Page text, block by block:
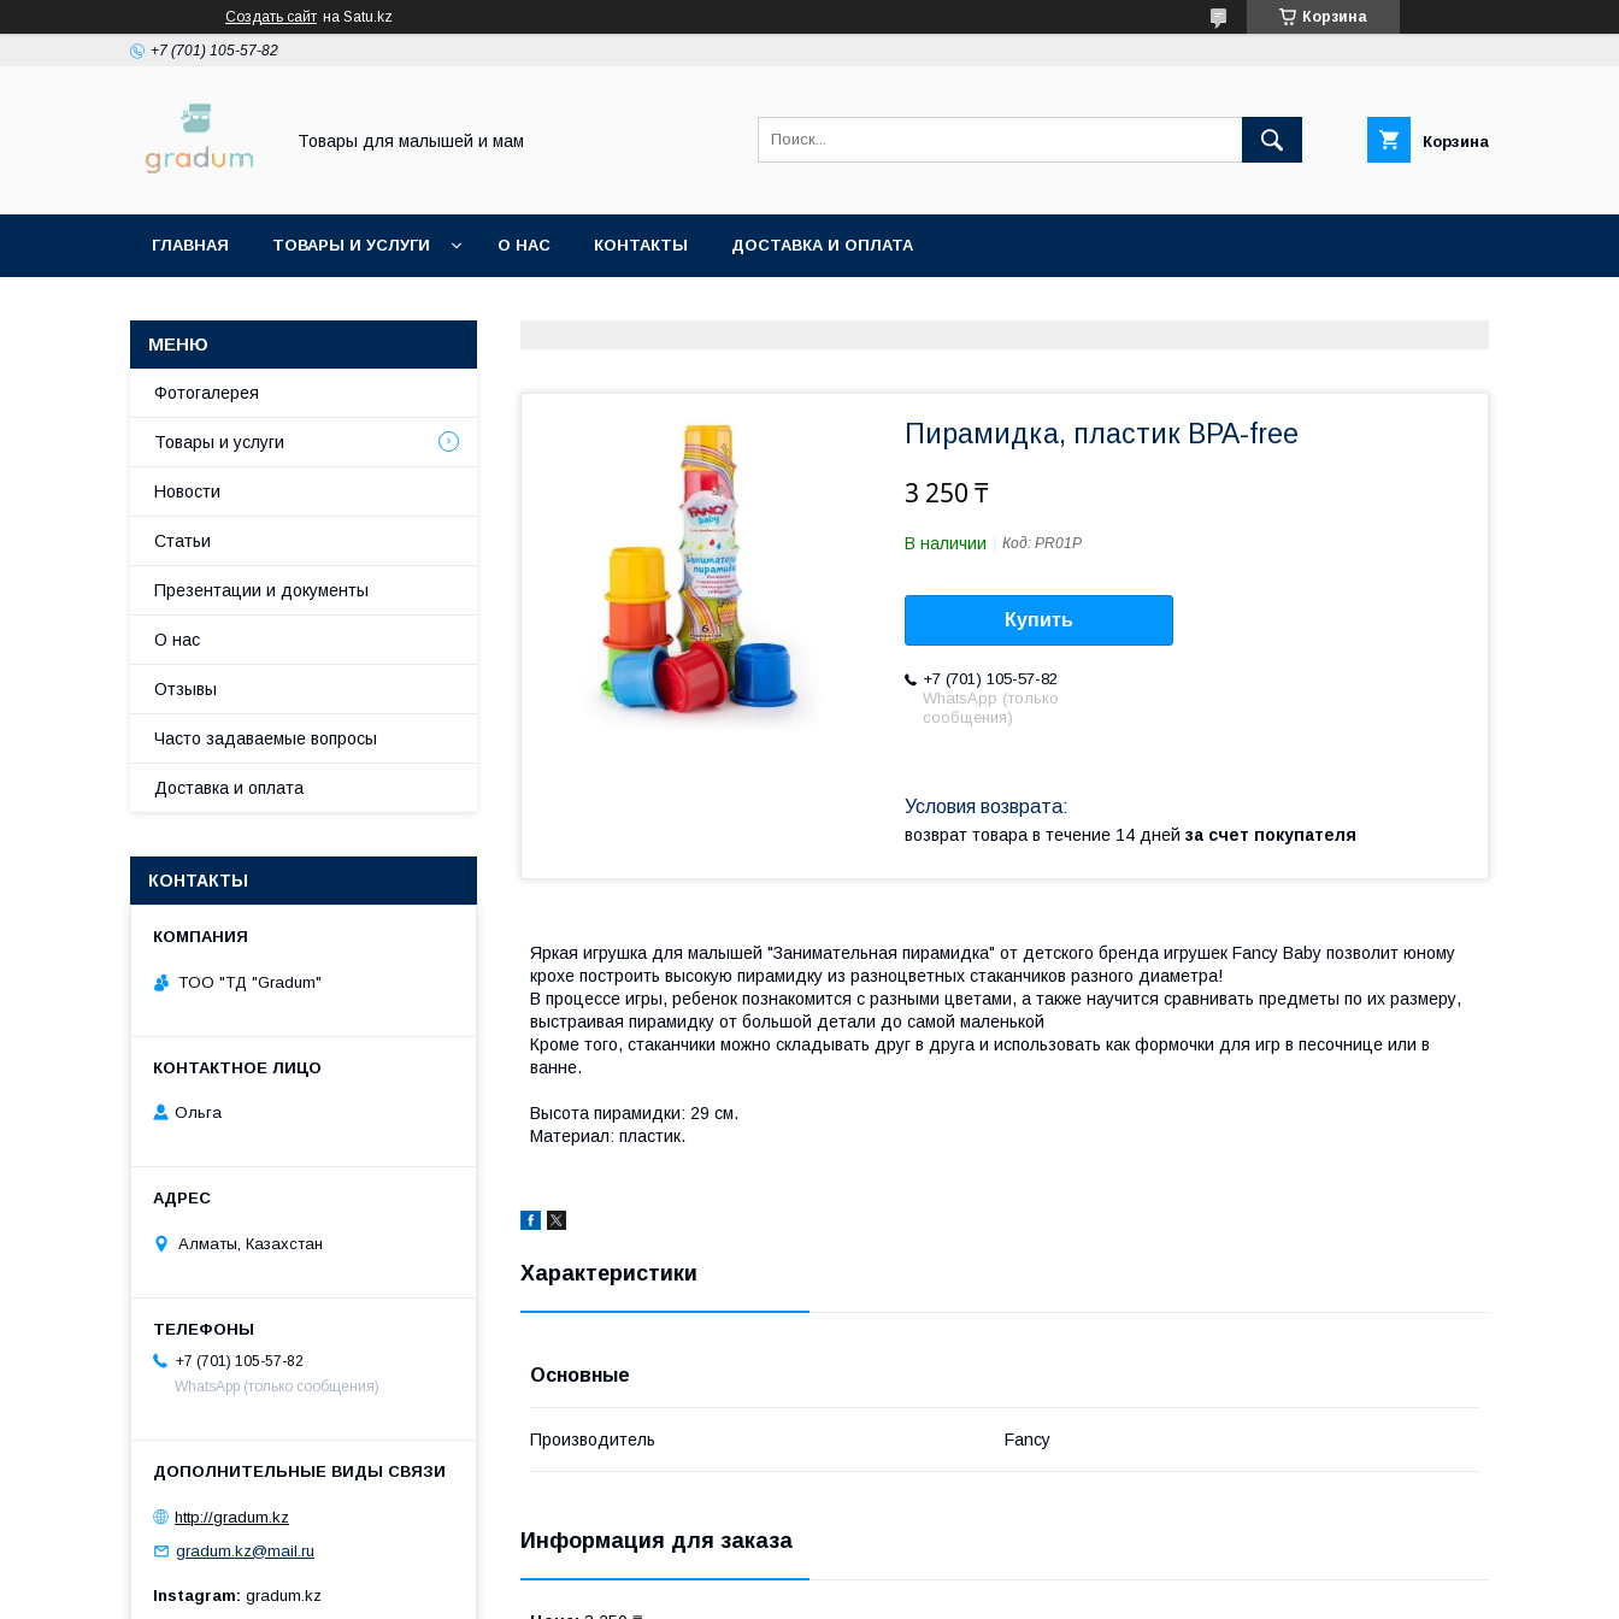
Создать сайт на Satu.kz Корзина
+7 (701) 105-57-82
Товары для малышей и мам Корзина
ГЛАВНАЯ ТОВАРЫ И УСЛУГИ О НАС КОНТАКТЫ ДОСТАВКА И ОПЛАТА
Пирамидка, пластик BPA-free
3 250 ₸
В наличии Код: PR01P
Купить
+7 (701) 105-57-82
WhatsApp (только
сообщения)
возврат товара в течение 14 дней за счет покупателя
Яркая игрушка для малышей "Занимательная пирамидка" от детского бренда игрушек Fancy Baby позволит юному
крохе построить высокую пирамидку из разноцветных стаканчиков разного диаметра!
В процессе игры, ребенок познакомится с разными цветами, а также научится сравнивать предметы по их размеру,
выстраивая пирамидку от большой детали до самой маленькой
Кроме того, стаканчики можно складывать друг в друга и использовать как формочки для игр в песочнице или в
ванне.
Высота пирамидки: 29 см.
Материал: пластик.
Характеристики
Основные
Производитель Fancy
Информация для заказа
Фотогалерея
Товары и услуги
Новости
Статьи
Презентации и документы
О нас
Отзывы
Часто задаваемые вопросы
Доставка и оплата
КОНТАКТЫ
TOO "ТД "Gradum"
Ольга
Алматы, Казахстан
+7 (701) 105-57-82
WhatsApp (только сообщения)
http://gradum.kz
gradum.kz@mail.ru
Instagram gradum.kz